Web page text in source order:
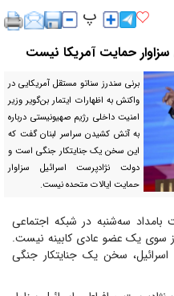
حمایت آمریکا نیست
برنی سندرز سناتو مستقل آمریکایی در
واکنش به اظهارات ایتمار بن‌گویر وزیر
امنیت داخلی رژیم صهیونیستی درباره
به آتش کشیدن سراسر لبنان گفت که
این سخن یک جنایتکار جنگی است و
دولت نژادپرست اسرائیل سزاوار
حمایت ایالات متحده نیست.
بامداد سه‌شنبه در شبکه اجتماعی
سوی یک عضو عادی کابینه نیست.
اسرائیل، سخن یک جنایتکار جنگی